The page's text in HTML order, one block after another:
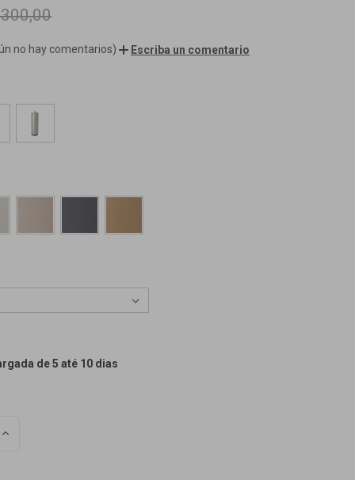
no hay comentarios) Escriba un comentario
de 5 até 10 dias
REDUCIR